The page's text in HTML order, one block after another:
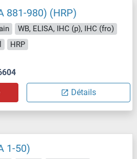
881-980) (HRP)
WB, ELISA, IHC (p), IHC (fro)
HRP
Détails
1-50)